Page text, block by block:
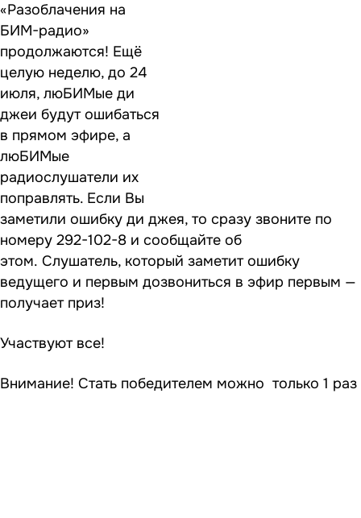
«Разоблачения на
БИМ-радио»
продолжаются! Ещё
целую неделю, до 24
июля, люБИМые ди
джеи будут ошибаться
в прямом эфире, а
люБИМые
радиослушатели их
поправлять. Если Вы
заметили ошибку ди джея, то сразу звоните по
номеру 292-102-8 и сообщайте об
этом. Слушатель, который заметит ошибку
ведущего и первым дозвониться в эфир первым —
получает приз!
Участвуют все!
Внимание! Стать победителем можно только 1 раз